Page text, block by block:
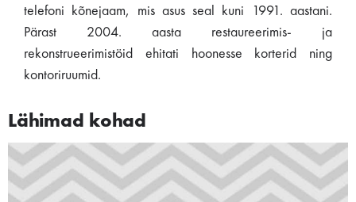
telefoni kõnejaam, mis asus seal kuni 1991. aastani.
Pärast 2004. aasta restaureerimis- ja
rekonstrueerimistöid ehitati hoonesse korterid ning
kontoriruumid.
Lähimad kohad